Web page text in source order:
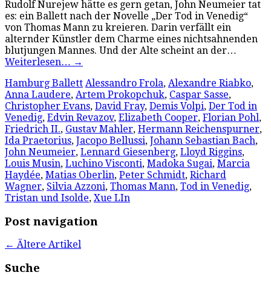
Rudolf Nurejew hätte es gern getan, John Neumeier tat
es: ein Ballett nach der Novelle „Der Tod in Venedig“
von Thomas Mann zu kreieren. Darin verfällt ein
alternder Künstler dem Charme eines nichtsahnenden
blutjungen Mannes. Und der Alte scheint an der…
Weiterlesen… →
Hamburg Ballett Alessandro Frola, Alexandre Riabko,
Anna Laudere, Artem Prokopchuk, Caspar Sasse,
Christopher Evans, David Fray, Demis Volpi, Der Tod in
Venedig, Edvin Revazov, Elizabeth Cooper, Florian Pohl,
Friedrich II., Gustav Mahler, Hermann Reichenspurner,
Ida Praetorius, Jacopo Bellussi, Johann Sebastian Bach,
John Neumeier, Lennard Giesenberg, Lloyd Riggins,
Louis Musin, Luchino Visconti, Madoka Sugai, Marcia
Haydée, Matias Oberlin, Peter Schmidt, Richard
Wagner, Silvia Azzoni, Thomas Mann, Tod in Venedig,
Tristan und Isolde, Xue LIn
Post navigation
← Ältere Artikel
Suche